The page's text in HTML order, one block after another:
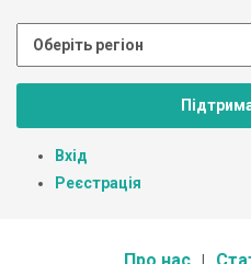
Вхід
Реєстрація